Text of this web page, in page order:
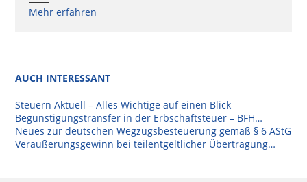
Mehr erfahren
AUCH INTERESSANT
Steuern Aktuell – Alles Wichtige auf einen Blick
Begünstigungstransfer in der Erbschaftsteuer – BFH…
Neues zur deutschen Wegzugsbesteuerung gemäß § 6 AStG
Veräußerungsgewinn bei teilentgeltlicher Übertragung…